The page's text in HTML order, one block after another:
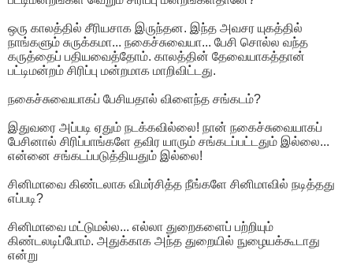
ஒரு காலத்தில் சீரியசாக இருந்தன. இந்த அவசர யுகத்தில்
நாங்களும் சுருக்கமா... நகைச்சுவையா... பேசி சொல்ல வந்த
கருத்தைப் பதியவைத்தோம். காலத்தின் தேவையாகத்தான்
பட்டிமன்றம் சிரிப்பு மன்றமாக மாறிவிட்டது.
நகைச்சுவையாகப் பேசியதால் விளைந்த சங்கடம்?
இதுவரை அப்படி ஏதும் நடக்கவில்லை! நான் நகைச்சுவையாகப்
பேசினால் சிரிப்பாங்களே தவிர யாரும் சங்கடப்பட்டதும் இல்லை...
என்னை சங்கடப்படுத்தியதும் இல்லை!
சினிமாவை கிண்டலாக விமர்சித்த நீங்களே சினிமாவில் நடித்தது
எப்படி?
சினிமாவை மட்டுமல்ல... எல்லா துறைகளைப் பற்றியும்
கிண்டலடிப்போம். அதுக்காக அந்த துறையில் நுழையக்கூடாது
என்று